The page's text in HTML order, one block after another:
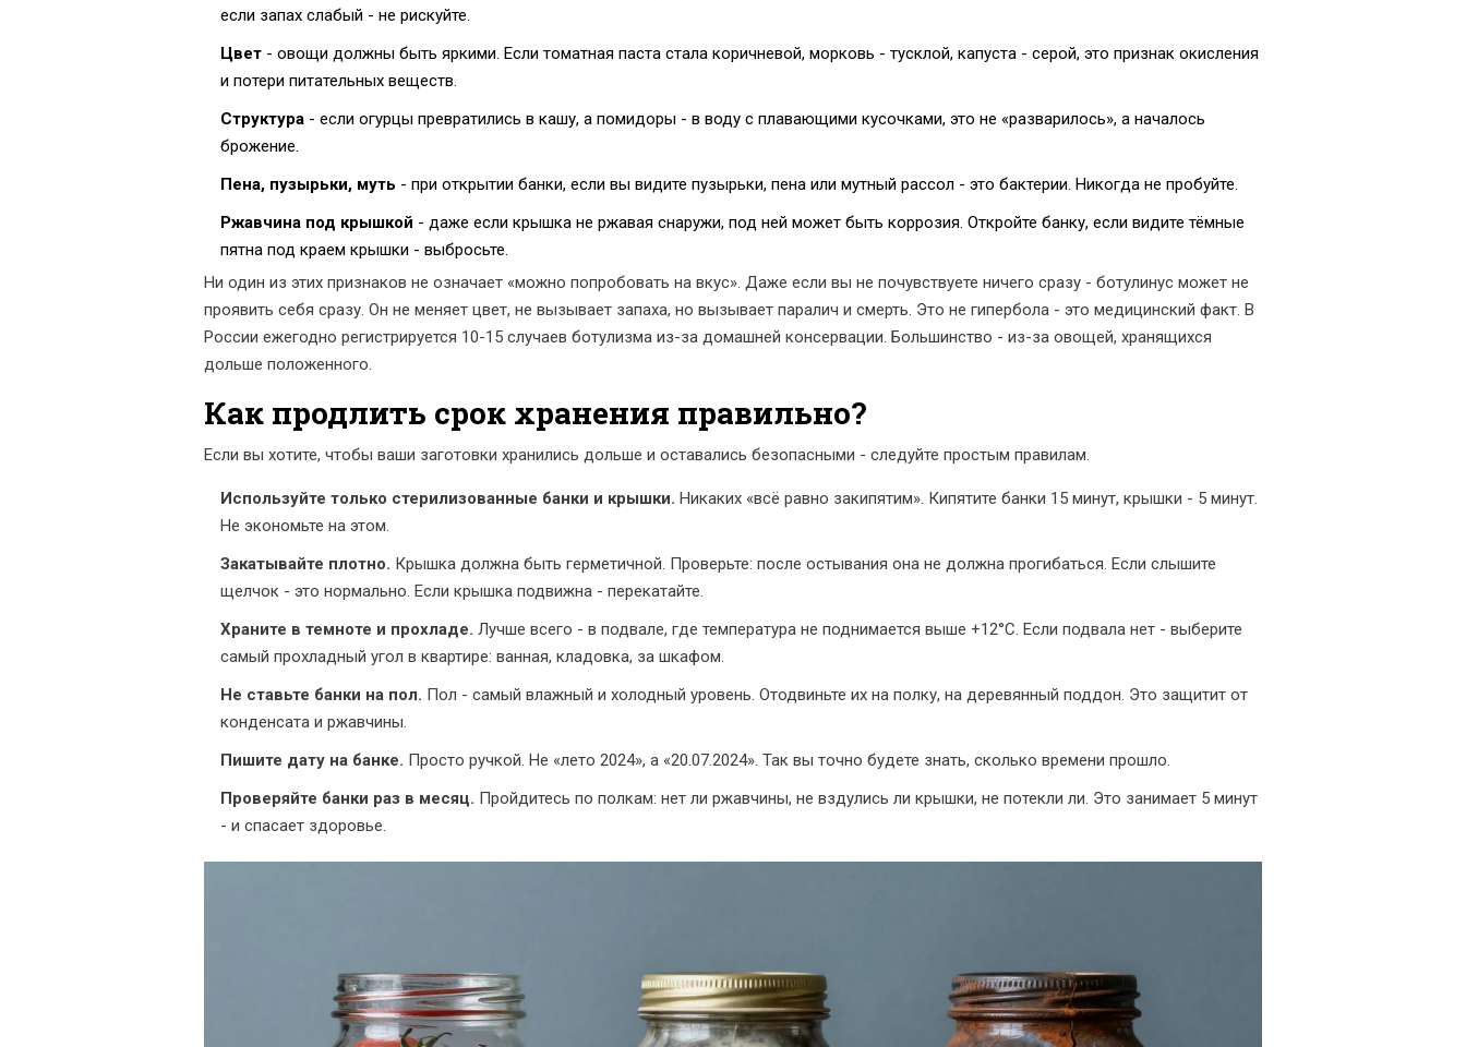
если запах слабый - не рискуйте.
Цвет - овощи должны быть яркими. Если томатная паста стала коричневой, морковь - тусклой, капуста - серой, это признак окисления
и потери питательных веществ.
Структура - если огурцы превратились в кашу, а помидоры - в воду с плавающими кусочками, это не «разварилось», а началось
брожение.
Пена, пузырьки, муть - при открытии банки, если вы видите пузырьки, пена или мутный рассол - это бактерии. Никогда не пробуйте.
Ржавчина под крышкой - даже если крышка не ржавая снаружи, под ней может быть коррозия. Откройте банку, если видите тёмные
пятна под краем крышки - выбросьте.
Ни один из этих признаков не означает «можно попробовать на вкус». Даже если вы не почувствуете ничего сразу - ботулинус может не
проявить себя сразу. Он не меняет цвет, не вызывает запаха, но вызывает паралич и смерть. Это не гипербола - это медицинский факт. В
России ежегодно регистрируется 10-15 случаев ботулизма из-за домашней консервации. Большинство - из-за овощей, хранящихся
дольше положенного.
Как продлить срок хранения правильно?
Если вы хотите, чтобы ваши заготовки хранились дольше и оставались безопасными - следуйте простым правилам.
Используйте только стерилизованные банки и крышки. Никаких «всё равно закипятим». Кипятите банки 15 минут, крышки - 5 минут.
Не экономьте на этом.
Закатывайте плотно. Крышка должна быть герметичной. Проверьте: после остывания она не должна прогибаться. Если слышите
щелчок - это нормально. Если крышка подвижна - перекатайте.
Храните в темноте и прохладе. Лучше всего - в подвале, где температура не поднимается выше +12°C. Если подвала нет - выберите
самый прохладный угол в квартире: ванная, кладовка, за шкафом.
Не ставьте банки на пол. Пол - самый влажный и холодный уровень. Отодвиньте их на полку, на деревянный поддон. Это защитит от
конденсата и ржавчины.
Пишите дату на банке. Просто ручкой. Не «лето 2024», а «20.07.2024». Так вы точно будете знать, сколько времени прошло.
Проверяйте банки раз в месяц. Пройдитесь по полкам: нет ли ржавчины, не вздулись ли крышки, не потекли ли. Это занимает 5 минут
- и спасает здоровье.